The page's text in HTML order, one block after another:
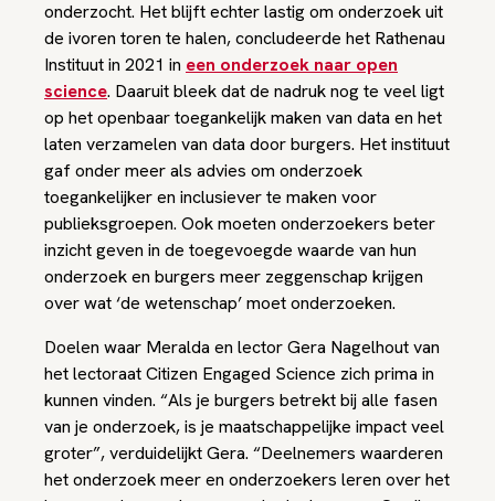
onderzocht. Het blijft echter lastig om onderzoek uit
de ivoren toren te halen, concludeerde het Rathenau
Instituut in 2021 in een onderzoek naar open
science. Daaruit bleek dat de nadruk nog te veel ligt
op het openbaar toegankelijk maken van data en het
laten verzamelen van data door burgers. Het instituut
gaf onder meer als advies om onderzoek
toegankelijker en inclusiever te maken voor
publieksgroepen. Ook moeten onderzoekers beter
inzicht geven in de toegevoegde waarde van hun
onderzoek en burgers meer zeggenschap krijgen
over wat ‘de wetenschap’ moet onderzoeken.
Doelen waar Meralda en lector Gera Nagelhout van
het lectoraat Citizen Engaged Science zich prima in
kunnen vinden. “Als je burgers betrekt bij alle fasen
van je onderzoek, is je maatschappelijke impact veel
groter”, verduidelijkt Gera. “Deelnemers waarderen
het onderzoek meer en onderzoekers leren over het